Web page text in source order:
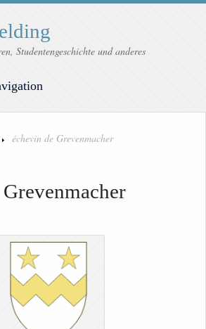
Studentengeschichte und anderes
échevin de Grevenmacher